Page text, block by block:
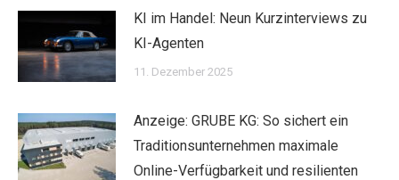
KI im Handel: Neun Kurzinterviews zu
KI-Agenten
11. Dezember 2025
Anzeige: GRUBE KG: So sichert ein
Traditionsunternehmen maximale
Online-Verfügbarkeit und resilienten